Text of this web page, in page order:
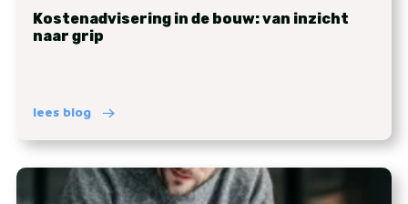
Kostenadvisering in de bouw: van inzicht
naar grip
lees blog